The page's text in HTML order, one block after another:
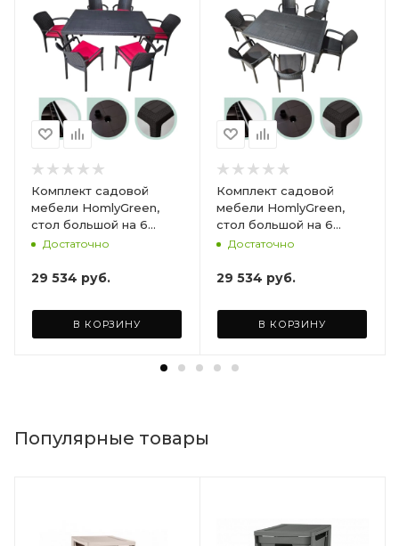
Комплект садовой
мебели HomlyGreen,
стол большой на 6
персон 153х79х70, 6
бордовыми подушками
Достаточно
29 534 руб.
В КОРЗИНУ
Комплект садовой
мебели HomlyGreen,
стол большой на 6
персон 153х79х70, 6
коричневыми
Достаточно
29 534 руб.
В КОРЗИНУ
Популярные товары